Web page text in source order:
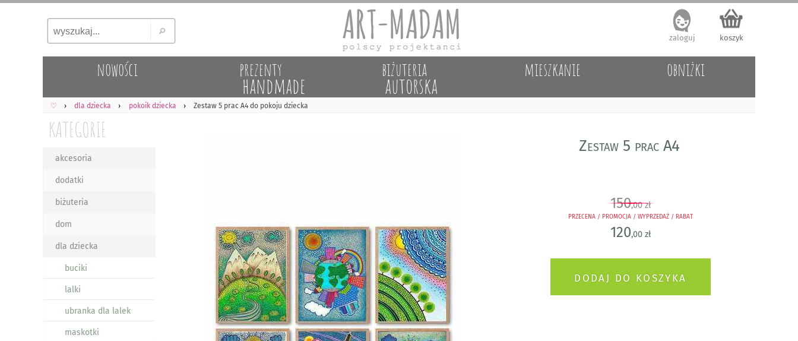
koszyk
zaloguj
nowości prezenty
handmade
biżuteria
autorska
mieszkanie obniżki
♡ dla dziecka pokoik dziecka Zestaw 5 prac A4 do pokoju dziecka
KATEGORIE
akcesoria
dodatki
biżuteria
dom
dla dziecka
buciki
lalki
ubranka dla lalek
maskotki
Zestaw 5 prac A4
150,00 zł
PRZECENA / PROMOCJA / WYPRZEDAŻ / RABAT
120,00 zł